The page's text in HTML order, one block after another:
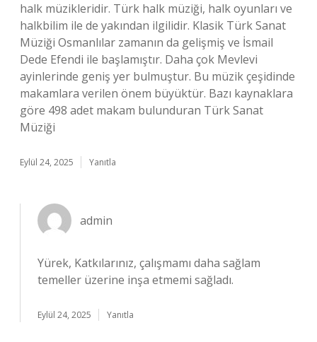
halk müzikleridir. Türk halk müziği, halk oyunları ve
halkbilim ile de yakından ilgilidir. Klasik Türk Sanat
Müziği Osmanlılar zamanın da gelişmiş ve İsmail
Dede Efendi ile başlamıştır. Daha çok Mevlevi
ayinlerinde geniş yer bulmuştur. Bu müzik çeşidinde
makamlara verilen önem büyüktür. Bazı kaynaklara
göre 498 adet makam bulunduran Türk Sanat
Müziği
Eylül 24, 2025 Yanıtla
admin
Yürek, Katkılarınız, çalışmamı daha sağlam
temeller üzerine inşa etmemi sağladı.
Eylül 24, 2025 Yanıtla